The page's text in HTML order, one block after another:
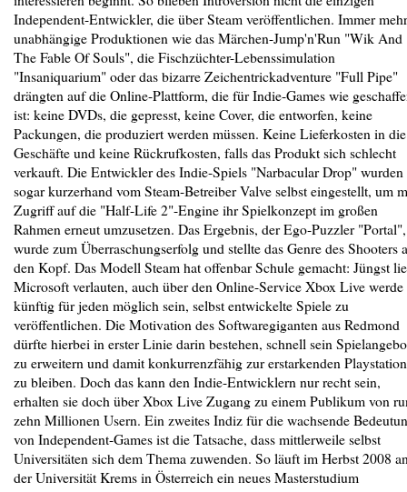
Independent-Entwickler, die über Steam veröffentlichen. Immer mehr
unabhängige Produktionen wie das Märchen-Jump'n'Run "Wik And
The Fable Of Souls", die Fischzüchter-Lebenssimulation
"Insaniquarium" oder das bizarre Zeichentrickadventure "Full Pipe"
drängten auf die Online-Plattform, die für Indie-Games wie
ist: keine DVDs, die gepresst, keine Cover, die entworfen, keine
Packungen, die produziert werden müssen. Keine Lieferkosten in die
Geschäfte und keine Rückrufkosten, falls das Produkt sich schlecht
verkauft. Die Entwickler des Indie-Spiels "Narbacular Drop" wurden
sogar kurzerhand vom Steam-Betreiber Valve selbst eingestellt, um
Zugriff auf die "Half-Life 2"-Engine ihr Spielkonzept im großen
Rahmen erneut umzusetzen. Das Ergebnis, der Ego-Puzzler "Portal",
wurde zum Überraschungserfolg und stellte das Genre des Shooters
den Kopf. Das Modell Steam hat offenbar Schule gemacht: Jüngst
Microsoft verlauten, auch über den Online-Service Xbox Live werde
künftig für jeden möglich sein, selbst entwickelte Spiele zu
veröffentlichen. Die Motivation des Softwaregiganten aus Redmond
dürfte hierbei in erster Linie darin bestehen, schnell sein
zu erweitern und damit konkurrenzfähig zur erstarkenden
zu bleiben. Doch das kann den Indie-Entwicklern nur recht sein,
erhalten sie doch über Xbox Live Zugang zu einem Publikum von
zehn Millionen Usern. Ein zweites Indiz für die wachsende
von Independent-Games ist die Tatsache, dass mittlerweile selbst
Universitäten sich dem Thema zuwenden. So läuft im Herbst 2008
der Universität Krems in Österreich ein neues Masterstudium